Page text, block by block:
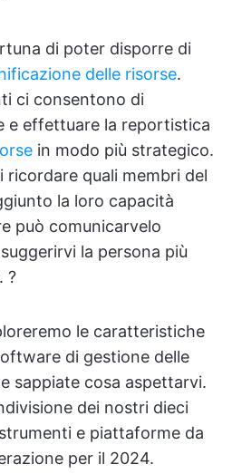
di poter disporre di
delle risorse.
ci consentono di
e effettuare la reportistica
in modo più strategico.
ricordare quali membri del
la loro capacità
può comunicarvelo
la persona più
?
le caratteristiche
di gestione delle
sappiate cosa aspettarvi.
dei nostri dieci
e piattaforme da
per il 2024.